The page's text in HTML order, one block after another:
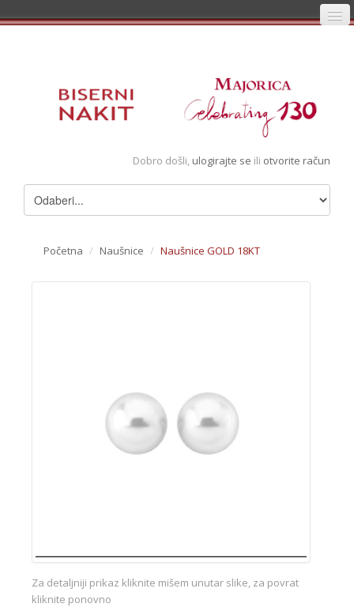
Registracija
Pregledani artikli
Dobro došli, ulogirajte se ili otvorite račun
Početna / Naušnice / Naušnice GOLD 18KT
Za detaljniji prikaz kliknite mišem unutar slike, za povrat
kliknite ponovno